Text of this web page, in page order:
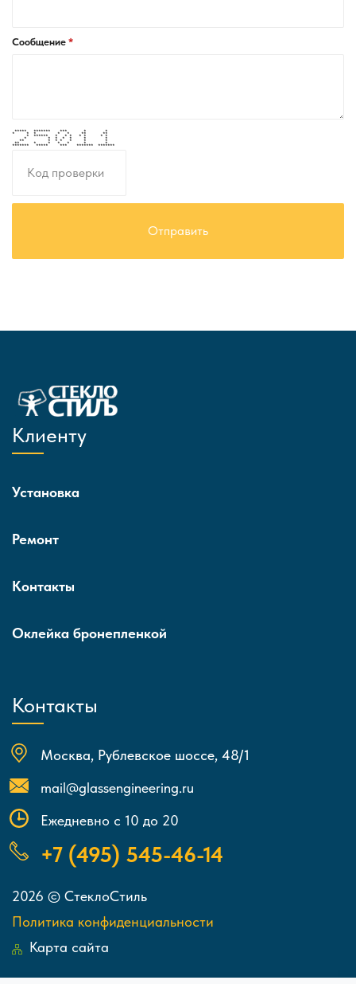
Сообщение
***** ******* *** * *
* * * * * ** **
* ****** * * * * * * *
* * * * * * *
** * * * * * *
** * * * * * *
******* ***** *** ******* *******
Клиенту
Установка
Ремонт
Контакты
Оклейка бронепленкой
Контакты
Москва, Рублевское шоссе, 48/1
mail@glassengineering.ru
Ежедневно с 10 до 20
+7 (495) 545-46-14
2026 © СтеклоСтиль
Политика конфиденциальности
Карта сайта